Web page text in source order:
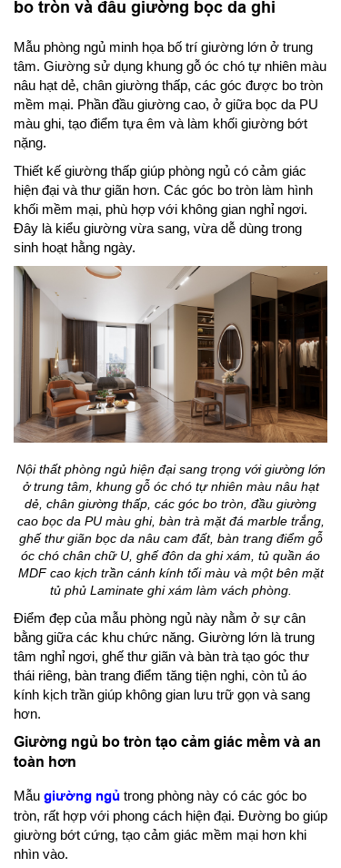
bo tròn và đầu giường bọc da ghi
Mẫu phòng ngủ minh họa bố trí giường lớn ở trung
tâm. Giường sử dụng khung gỗ óc chó tự nhiên màu
nâu hạt dẻ, chân giường thấp, các góc được bo tròn
mềm mại. Phần đầu giường cao, ở giữa bọc da PU
màu ghi, tạo điểm tựa êm và làm khối giường bớt
nặng.
Thiết kế giường thấp giúp phòng ngủ có cảm giác
hiện đại và thư giãn hơn. Các góc bo tròn làm hình
khối mềm mại, phù hợp với không gian nghỉ ngơi.
Đây là kiểu giường vừa sang, vừa dễ dùng trong
sinh hoạt hằng ngày.
Nội thất phòng ngủ hiện đại sang trọng với giường lớn
ở trung tâm, khung gỗ óc chó tự nhiên màu nâu hạt
dẻ, chân giường thấp, các góc bo tròn, đầu giường
cao bọc da PU màu ghi, bàn trà mặt đá marble trắng,
ghế thư giãn bọc da nâu cam đất, bàn trang điểm gỗ
óc chó chân chữ U, ghế đôn da ghi xám, tủ quần áo
MDF cao kịch trần cánh kính tối màu và một bên mặt
tủ phủ Laminate ghi xám làm vách phòng.
Điểm đẹp của mẫu phòng ngủ này nằm ở sự cân
bằng giữa các khu chức năng. Giường lớn là trung
tâm nghỉ ngơi, ghế thư giãn và bàn trà tạo góc thư
thái riêng, bàn trang điểm tăng tiện nghi, còn tủ áo
kính kịch trần giúp không gian lưu trữ gọn và sang
hơn.
Giường ngủ bo tròn tạo cảm giác mềm và an
toàn hơn
Mẫu giường ngủ trong phòng này có các góc bo
tròn, rất hợp với phong cách hiện đại. Đường bo giúp
giường bớt cứng, tạo cảm giác mềm mại hơn khi
nhìn vào.